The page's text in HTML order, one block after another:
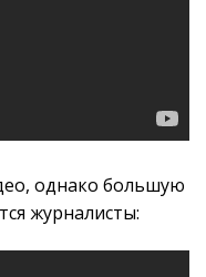
однако большую
журналисты: